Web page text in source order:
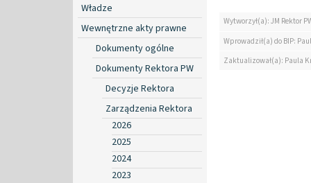
Władze
Wewnętrzne akty prawne
Dokumenty ogólne
Dokumenty Rektora PW
Decyzje Rektora
Zarządzenia Rektora
2026
2025
2024
2023
Wytworzył(a): JM Rektor
Wprowadził(a) do BIP:
Zaktualizował(a): Paula